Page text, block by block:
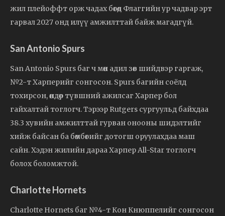
жил плейоффт орж чадах бөгөөд Флаггийн ур чадвар эрт
гарвал 2027 онд илүү амжилттай байж магадгүй.
San Antonio Spurs
San Antonio Spurs баг ч мөн адил зөв шийдвэр гаргаж,
№2-т Харперийг сонгосон. Spurs багийн соёлд
тохирсон, өндөр түвшний ажилсаг Харпер бол
гайхалтай тоглогч. Тэрээр Rutgers сургуульд байхдаа
38.3 хувийн амжилттай гурван онооны шидэлтийг
хийж байсан ба бөмбөгийг дотогш оруулахдаа маш
сайн. Хэдэн жилийн дараа Харпер All-Star тоглогч
болох боломжтой.
Charlotte Hornets
Charlotte Hornets баг №4-т Кон Кнюппелийг сонгосон